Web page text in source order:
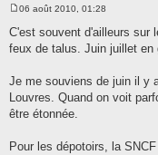
e
s
s
e
06 août 2010, 01:28
C'est souvent d'ailleurs sur
feux de talus. Juin juillet en
Je me souviens de juin il y
Louvres. Quand on voit
être étonnée.
Pour les dépotoirs, la